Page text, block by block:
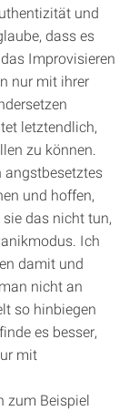
und
dass es
Improvisieren
nur mit ihrer
letztendlich,
zu können.
angstbesetztes
und hoffen,
das nicht tun,
Ich
damit und
nicht an
so hinbiegen
es besser,
mit
zum Beispiel